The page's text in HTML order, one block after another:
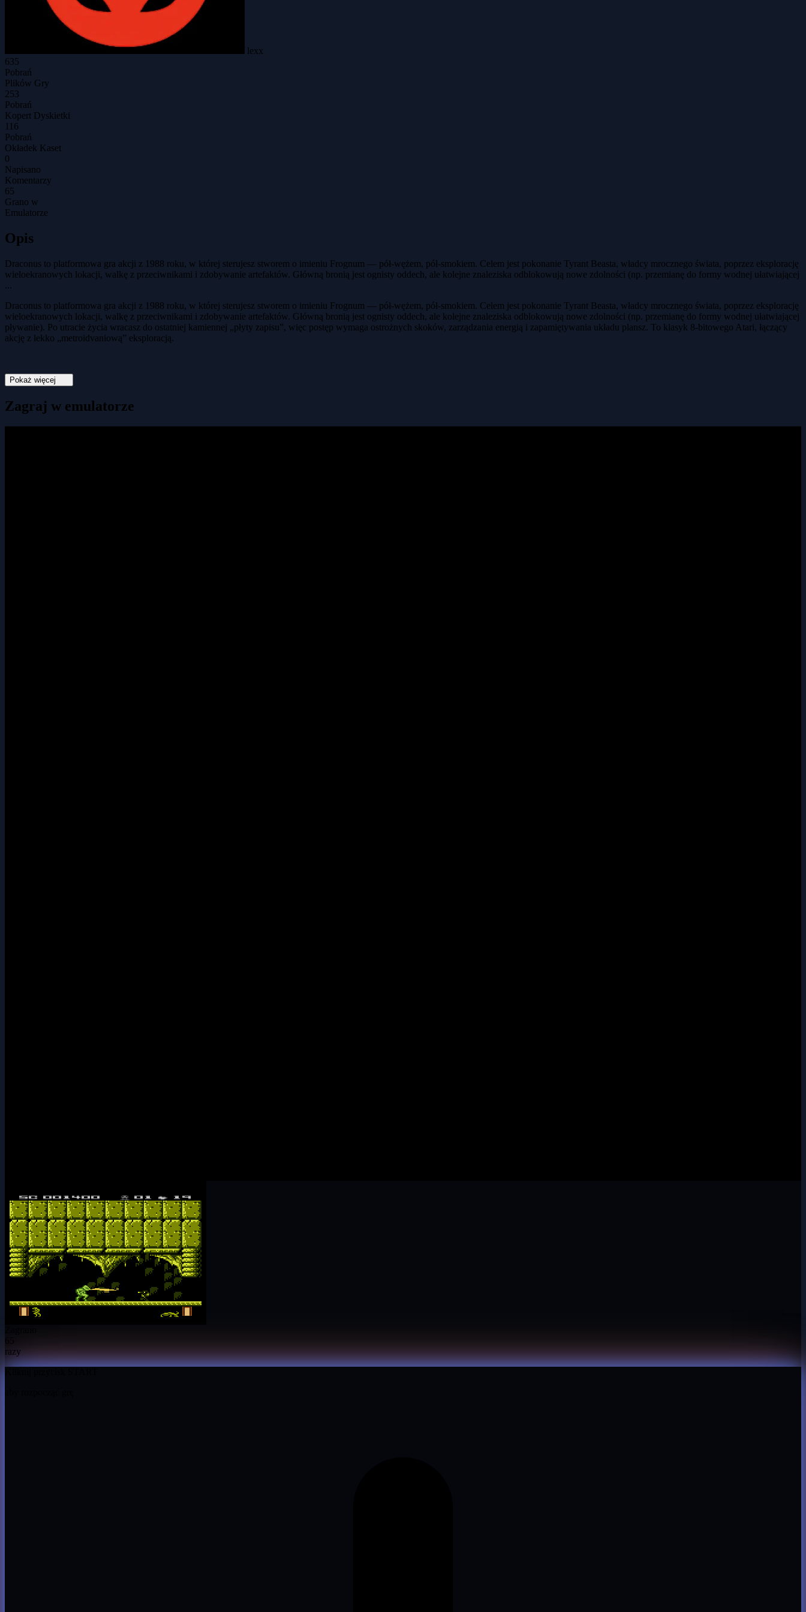
lexx
635
Pobrań
Plików Gry
253
Pobrań
Kopert Dyskietki
116
Pobrań
Okładek Kaset
0
Napisano
Komentarzy
65
Grano w
Emulatorze
Opis
Draconus to platformowa gra akcji z 1988 roku, w której sterujesz stworem o imieniu Frognum — pół-wężem, pół-smokiem. Celem jest pokonanie Tyrant Beasta, władcy mrocznego świata, poprzez eksplorację
wieloekranowych lokacji, walkę z przeciwnikami i zdobywanie artefaktów. Główną bronią jest ognisty oddech, ale kolejne znaleziska odblokowują nowe zdolności (np. przemianę do formy wodnej ułatwiającej
...
Draconus to platformowa gra akcji z 1988 roku, w której sterujesz stworem o imieniu Frognum — pół-wężem, pół-smokiem. Celem jest pokonanie Tyrant Beasta, władcy mrocznego świata, poprzez eksplorację
wieloekranowych lokacji, walkę z przeciwnikami i zdobywanie artefaktów. Główną bronią jest ognisty oddech, ale kolejne znaleziska odblokowują nowe zdolności (np. przemianę do formy wodnej ułatwiającej
pływanie). Po utracie życia wracasz do ostatniej kamiennej „płyty zapisu”, więc postęp wymaga ostrożnych skoków, zarządzania energią i zapamiętywania układu plansz. To klasyk 8-bitowego Atari, łączący
akcję z lekko „metroidvaniową” eksploracją.
Pokaż więcej
Zagraj w emulatorze
razy